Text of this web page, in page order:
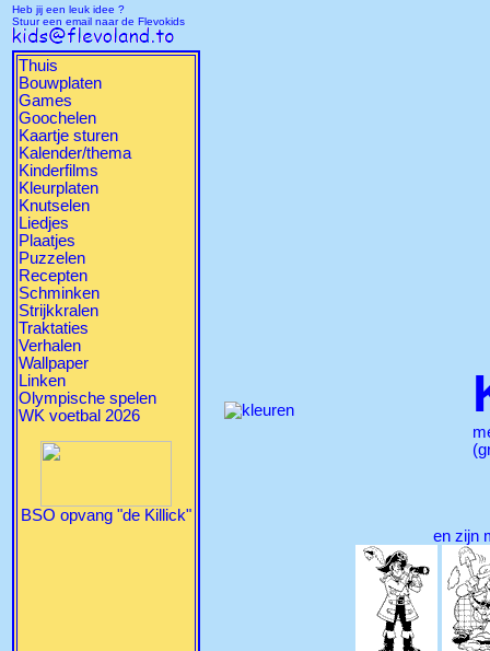
Heb jij een leuk idee ?
Stuur een email naar de Flevokids
Thuis
Bouwplaten
Games
Goochelen
Kaartje sturen
Kalender/thema
Kinderfilms
Kleurplaten
Knutselen
Liedjes
Plaatjes
Puzzelen
Recepten
Schminken
Strijkkralen
Traktaties
Verhalen
Wallpaper
Linken
Olympische spelen
WK voetbal 2026
BSO opvang "de Killick"
en zijn